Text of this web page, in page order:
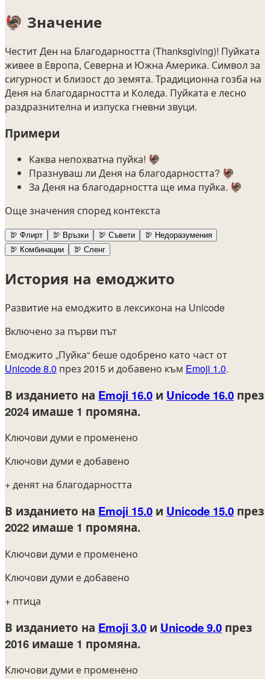
🦃 Значение
Честит Ден на Благодарността (Thanksgiving)! Пуйката
живее в Европа, Северна и Южна Америка. Символ за
сигурност и близост до земята. Традиционна гозба на
Деня на благодарността и Коледа. Пуйката е лесно
раздразнителна и изпуска гневни звуци.
Примери
Каква непохватна пуйка! 🦃
Празнуваш ли Деня на благодарността? 🦃
За Деня на благодарността ще има пуйка. 🦃
Още значения според контекста
🦃 Флирт 🦃 Връзки 🦃 Съвети 🦃 Недоразумения
🦃 Комбинации 🦃 Сленг
История на емоджито
Развитие на емоджито в лексикона на Unicode
Включено за първи път
Емоджито „Пуйка“ беше одобрено като част от
Unicode 8.0 през 2015 и добавено към Emoji 1.0.
В изданието на Emoji 16.0 и Unicode 16.0 през
2024 имаше 1 промяна.
Ключови думи е променено
Ключови думи е добавено
+ денят на благодарността
В изданието на Emoji 15.0 и Unicode 15.0 през
2022 имаше 1 промяна.
Ключови думи е променено
Ключови думи е добавено
+ птица
В изданието на Emoji 3.0 и Unicode 9.0 през
2016 имаше 1 промяна.
Ключови думи е променено